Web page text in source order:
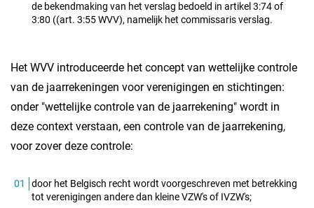
de bekendmaking van het verslag bedoeld in artikel 3:74 of
3:80 ((art. 3:55 WVV), namelijk het commissaris verslag.
Het WVV introduceerde het concept van wettelijke controle
van de jaarrekeningen voor verenigingen en stichtingen:
onder "wettelijke controle van de jaarrekening" wordt in
deze context verstaan, een controle van de jaarrekening,
voor zover deze controle:
door het Belgisch recht wordt voorgeschreven met betrekking
tot verenigingen andere dan kleine VZW's of IVZW's;